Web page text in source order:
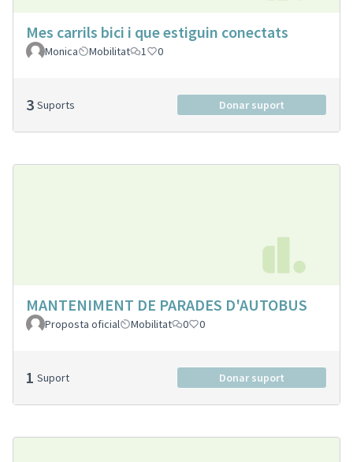
Mes carrils bici i que estiguin conectats
Monica Mobilitat 1 0
3 Suports Donar suport
MANTENIMENT DE PARADES D'AUTOBUS
Proposta oficial Mobilitat 0 0
1 Suport Donar suport